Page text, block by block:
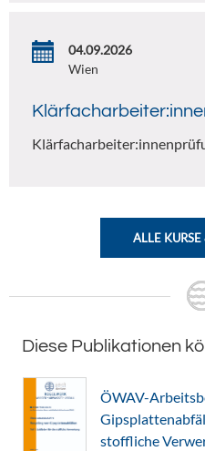
04.09.2026
Wien
ALLE
Diese Publikationen
ÖWAV-
stoffliche